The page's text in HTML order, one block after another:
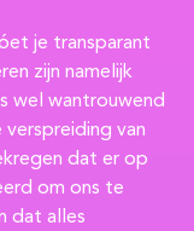
je transparant
zijn namelijk
wel wantrouwend
van
dat er op
om ons te
dat alles